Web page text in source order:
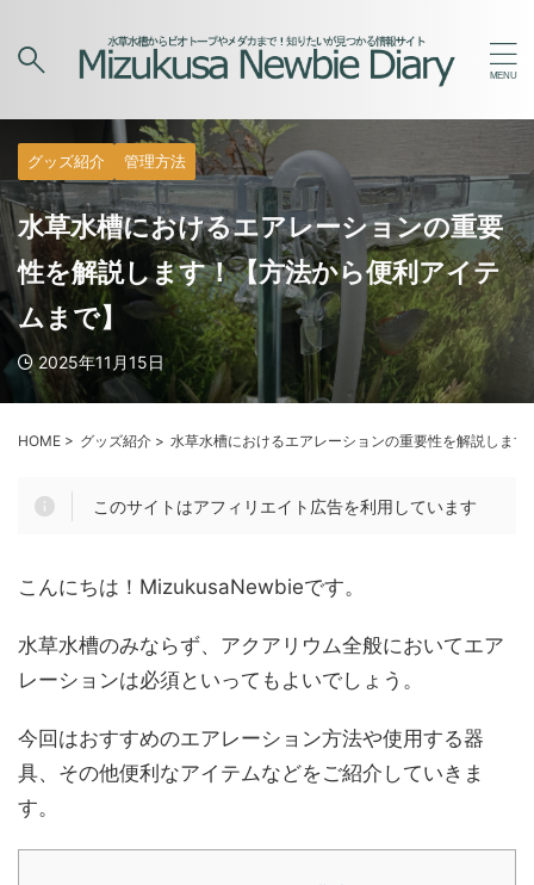
グッズ紹介 管理方法
水草水槽におけるエアレーションの重要
性を解説します！【方法から便利アイテ
ムまで】
2025年11月15日
HOME > グッズ紹介 > 水草水槽におけるエアレーションの重要性を解説しま
このサイトはアフィリエイト広告を利用しています
こんにちは！MizukusaNewbieです。
水草水槽のみならず、アクアリウム全般においてエア
レーションは必須といってもよいでしょう。
今回はおすすめのエアレーション方法や使用する器
具、その他便利なアイテムなどをご紹介していきま
す。